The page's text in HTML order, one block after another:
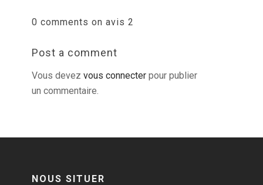
0 comments on avis 2
Post a comment
Vous devez vous connecter pour publier
un commentaire.
NOUS SITUER